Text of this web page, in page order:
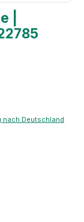
|
nach Deutschland